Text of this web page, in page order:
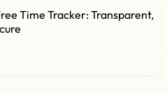
Time Tracker: Transparent,